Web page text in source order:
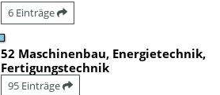
6 Einträge
52 Maschinenbau, Energietechnik,
Fertigungstechnik
95 Einträge